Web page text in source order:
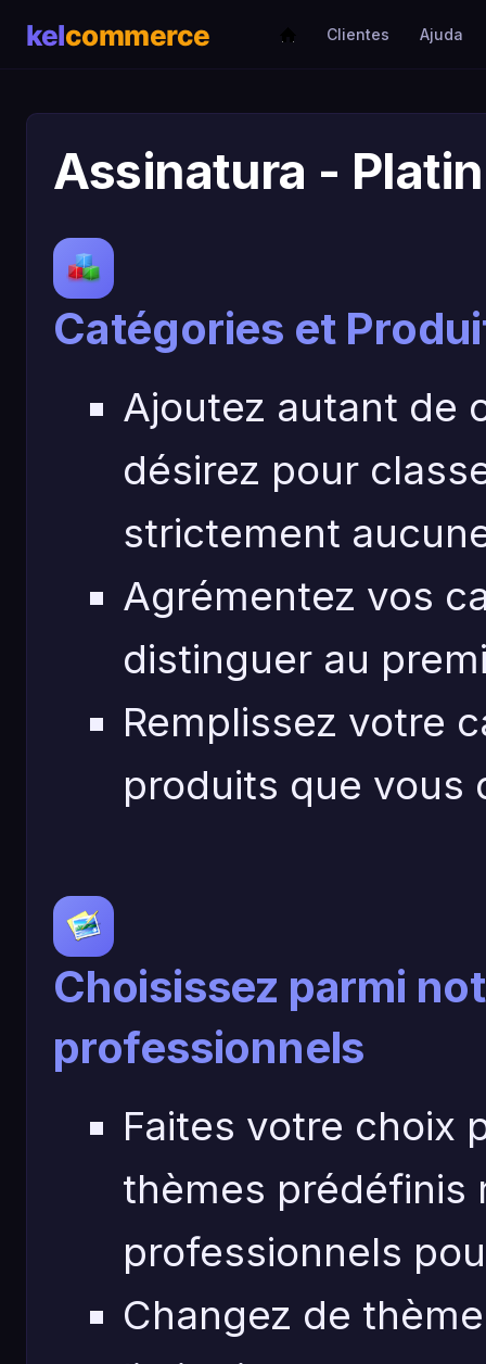
Clientes Ajuda
Assinatura -
Catégories et
Ajoutez autant de
désirez pour
strictement
Agrémentez vos
distinguer au
Remplissez votre
produits que vous
Choisissez parmi
professionnels
Faites votre choix
thèmes prédéfinis
professionnels
Changez de